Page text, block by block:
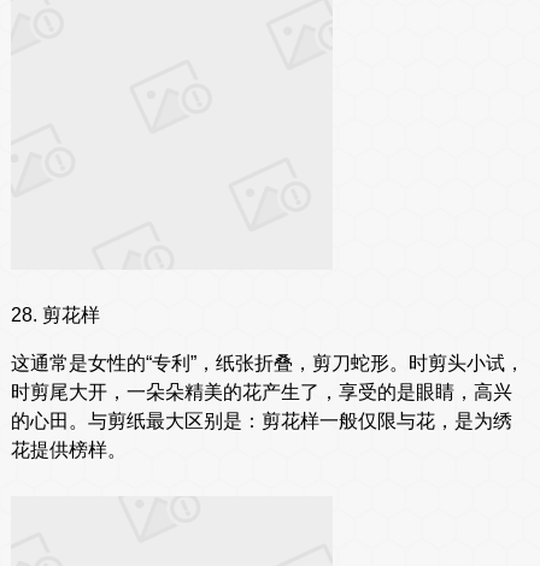
28. 剪花样
这通常是女性的“专利”，纸张折叠，剪刀蛇形。时剪头小试，
时剪尾大开，一朵朵精美的花产生了，享受的是眼睛，高兴
的心田。与剪纸最大区别是：剪花样一般仅限与花，是为绣
花提供榜样。